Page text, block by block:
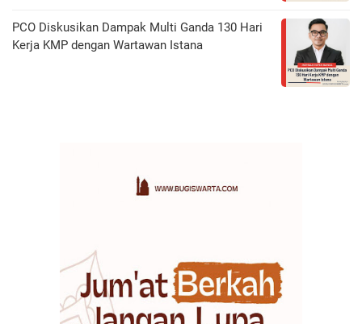
PCO Diskusikan Dampak Multi Ganda 130 Hari
Kerja KMP dengan Wartawan Istana